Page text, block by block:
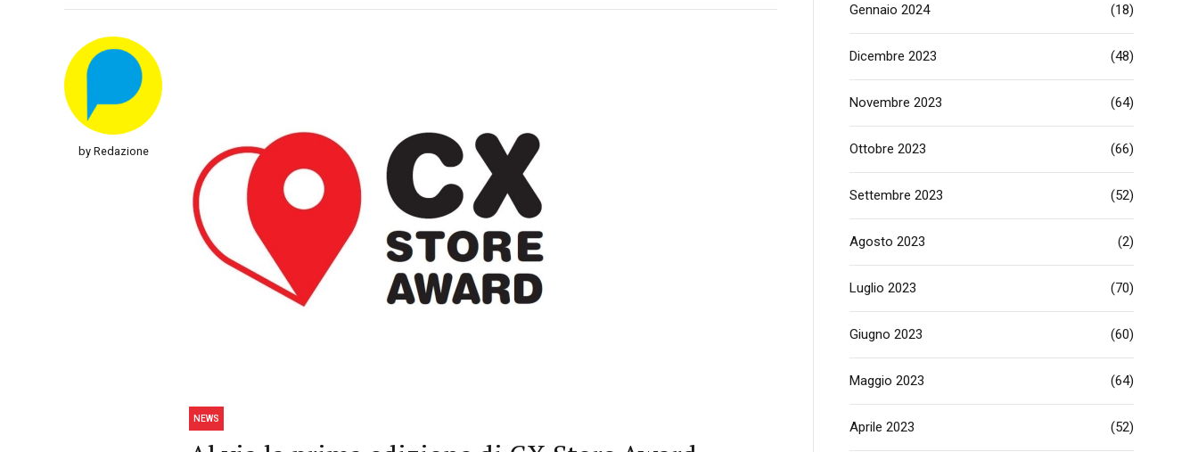
by Redazione
NEWS
Gennaio 2024 (18)
Dicembre 2023 (48)
Novembre 2023 (64)
Ottobre 2023 (66)
Settembre 2023 (52)
Agosto 2023 (2)
Luglio 2023 (70)
Giugno 2023 (60)
Maggio 2023 (64)
Aprile 2023 (52)